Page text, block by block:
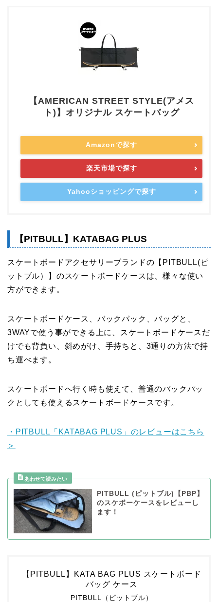
【AMERICAN STREET STYLE(アメス
ト)】オリジナル スケートバッグ
Amazonで探す
楽天市場で探す
Yahooショッピングで探す
【PITBULL】KATABAG PLUS
スケートボードアクセサリーブランドの【PITBULL(ピ
ットブル）】のスケートボードケースは、様々な使い
方ができます。
スケートボードケース、バックパック、バッグと、
3WAYで使う事ができる上に、スケートボードケースだ
けでも背負い、斜めがけ、手持ちと、3通りの方法で持
ち運べます。
スケートボードへ行く時も使えて、普通のバックパッ
クとしても使えるスケートボードケースです。
・PITBULL「KATABAG PLUS」のレビューはこちら
＞
PITBULL (ピットブル)【PBP】
のスケボーケースをレビューし
ます！
【PITBULL】KATA BAG PLUS スケートボード
バッグ ケース
PITBULL（ピットブル）